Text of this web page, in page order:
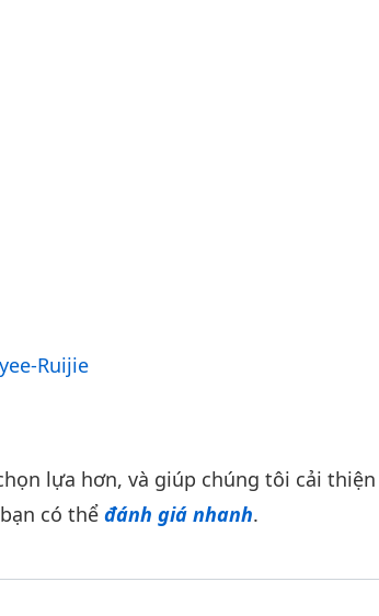
Ruijie
lựa hơn, và giúp chúng tôi cải
có thể đánh giá nhanh.